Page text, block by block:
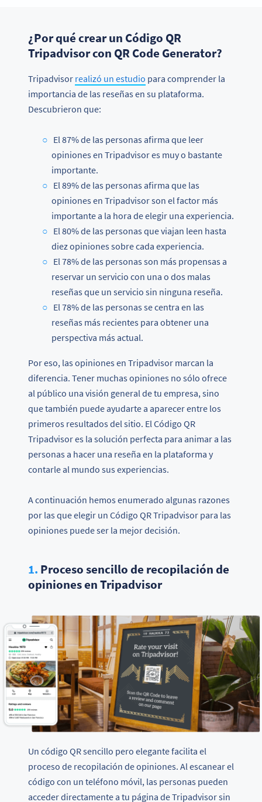
¿Por qué crear un Código QR
Tripadvisor con QR Code Generator?
Tripadvisor realizó un estudio para comprender la
importancia de las reseñas en su plataforma.
Descubrieron que:
El 87% de las personas afirma que leer
opiniones en Tripadvisor es muy o bastante
importante.
El 89% de las personas afirma que las
opiniones en Tripadvisor son el factor más
importante a la hora de elegir una experiencia.
El 80% de las personas que viajan leen hasta
diez opiniones sobre cada experiencia.
El 78% de las personas son más propensas a
reservar un servicio con una o dos malas
reseñas que un servicio sin ninguna reseña.
El 78% de las personas se centra en las
reseñas más recientes para obtener una
perspectiva más actual.
Por eso, las opiniones en Tripadvisor marcan la
diferencia. Tener muchas opiniones no sólo ofrece
al público una visión general de tu empresa, sino
que también puede ayudarte a aparecer entre los
primeros resultados del sitio. El Código QR
Tripadvisor es la solución perfecta para animar a las
personas a hacer una reseña en la plataforma y
contarle al mundo sus experiencias.
A continuación hemos enumerado algunas razones
por las que elegir un Código QR Tripadvisor para las
opiniones puede ser la mejor decisión.
1. Proceso sencillo de recopilación de
opiniones en Tripadvisor
Un código QR sencillo pero elegante facilita el
proceso de recopilación de opiniones. Al escanear el
código con un teléfono móvil, las personas pueden
acceder directamente a tu página de Tripadvisor sin